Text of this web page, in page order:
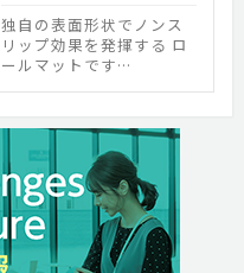
独自の表面形状でノンス
リップ効果を発揮する ロ
ールマットです…